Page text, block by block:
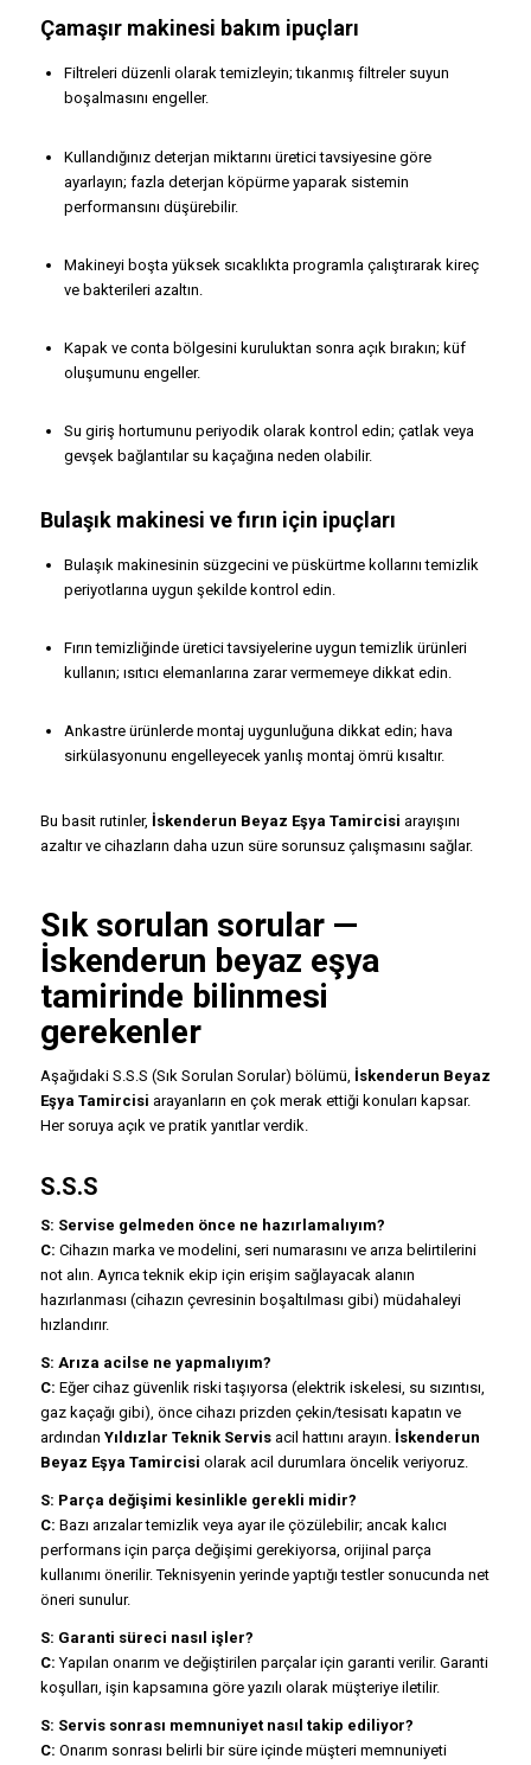
Çamaşır makinesi bakım ipuçları
Filtreleri düzenli olarak temizleyin; tıkanmış filtreler suyun
boşalmasını engeller.
Kullandığınız deterjan miktarını üretici tavsiyesine göre
ayarlayın; fazla deterjan köpürme yaparak sistemin
performansını düşürebilir.
Makineyi boşta yüksek sıcaklıkta programla çalıştırarak kireç
ve bakterileri azaltın.
Kapak ve conta bölgesini kuruluktan sonra açık bırakın; küf
oluşumunu engeller.
Su giriş hortumunu periyodik olarak kontrol edin; çatlak veya
gevşek bağlantılar su kaçağına neden olabilir.
Bulaşık makinesi ve fırın için ipuçları
Bulaşık makinesinin süzgecini ve püskürtme kollarını temizlik
periyotlarına uygun şekilde kontrol edin.
Fırın temizliğinde üretici tavsiyelerine uygun temizlik ürünleri
kullanın; ısıtıcı elemanlarına zarar vermemeye dikkat edin.
Ankastre ürünlerde montaj uygunluğuna dikkat edin; hava
sirkülasyonunu engelleyecek yanlış montaj ömrü kısaltır.
Bu basit rutinler, İskenderun Beyaz Eşya Tamircisi arayışını
azaltır ve cihazların daha uzun süre sorunsuz çalışmasını sağlar.
Sık sorulan sorular —
İskenderun beyaz eşya
tamirinde bilinmesi
gerekenler
Aşağıdaki S.S.S (Sık Sorulan Sorular) bölümü, İskenderun Beyaz
Eşya Tamircisi arayanların en çok merak ettiği konuları kapsar.
Her soruya açık ve pratik yanıtlar verdik.
S.S.S
S: Servise gelmeden önce ne hazırlamalıyım?
C: Cihazın marka ve modelini, seri numarasını ve arıza belirtilerini
not alın. Ayrıca teknik ekip için erişim sağlayacak alanın
hazırlanması (cihazın çevresinin boşaltılması gibi) müdahaleyi
hızlandırır.
S: Arıza acilse ne yapmalıyım?
C: Eğer cihaz güvenlik riski taşıyorsa (elektrik iskelesi, su sızıntısı,
gaz kaçağı gibi), önce cihazı prizden çekin/tesisatı kapatın ve
ardından Yıldızlar Teknik Servisacil hattını arayın. İskenderun
Beyaz Eşya Tamircisi olarak acil durumlara öncelik veriyoruz.
S: Parça değişimi kesinlikle gerekli midir?
C: Bazı arızalar temizlik veya ayar ile çözülebilir; ancak kalıcı
performans için parça değişimi gerekiyorsa, orijinal parça
kullanımı önerilir. Teknisyenin yerinde yaptığı testler sonucunda net
öneri sunulur.
S: Garanti süreci nasıl işler?
C: Yapılan onarım ve değiştirilen parçalar için garanti verilir. Garanti
koşulları, işin kapsamına göre yazılı olarak müşteriye iletilir.
S: Servis sonrası memnuniyet nasıl takip ediliyor?
C: Onarım sonrası belirli bir süre içinde müşteri memnuniyeti